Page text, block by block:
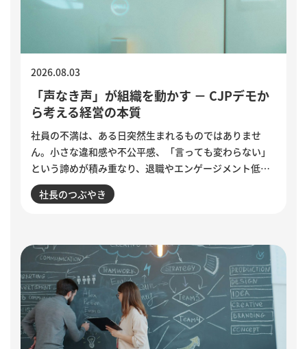
「声なき声」が組織を動かす － CJPデモか
ら考える経営の本質
2026.08.03
社員の不満は、ある日突然生まれるものではありませ
ん。小さな違和感や不公平感、「言っても変わらない」
という諦めが積み重なり、退職やエンゲージメント低下
として表面化します。インドで若者の抗議運動が教育相
の辞任につながった出来事から、組織に潜む「声なき
社長のつぶやき